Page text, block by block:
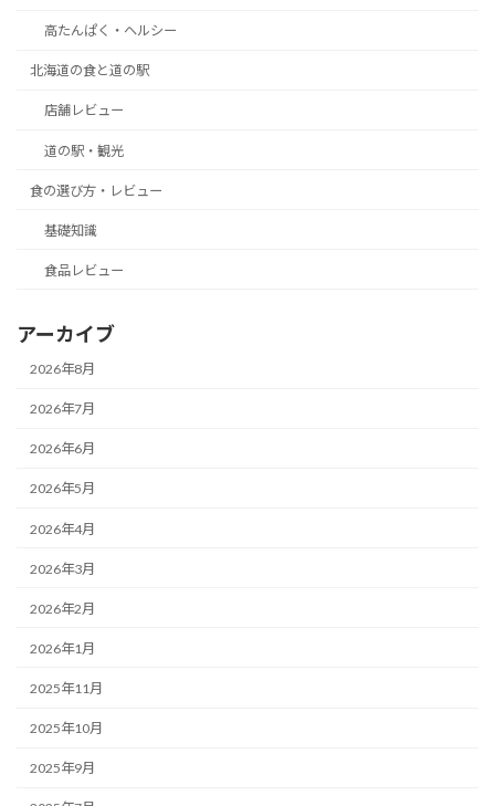
高たんぱく・ヘルシー
北海道の食と道の駅
店舗レビュー
道の駅・観光
食の選び方・レビュー
基礎知識
食品レビュー
アーカイブ
2026年8月
2026年7月
2026年6月
2026年5月
2026年4月
2026年3月
2026年2月
2026年1月
2025年11月
2025年10月
2025年9月